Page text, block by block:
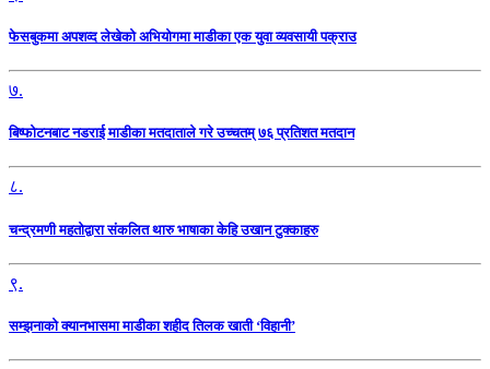
फेसबुकमा अपशव्द लेखेको अभियोगमा माडीका एक युवा व्यवसायी पक्राउ
७.
बिष्फोटनबाट नडराई माडीका मतदाताले गरे उच्चतम् ७६ प्रतिशत मतदान
८.
चन्द्रमणी महतोद्वारा संकलित थारु भाषाका केहि उखान टुक्काहरु
९.
सम्झनाको क्यानभासमा माडीका शहीद तिलक खाती ‘विहानी’